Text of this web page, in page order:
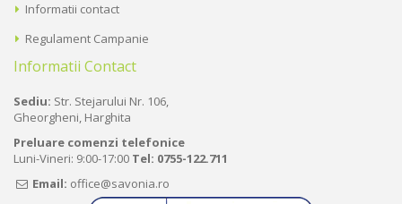
Informatii contact
Regulament Campanie
Informatii Contact
Sediu: Str. Stejarului Nr. 106,
Gheorgheni, Harghita
Preluare comenzi telefonice
Luni-Vineri: 9:00-17:00 Tel: 0755-122.711
Email: office@savonia.ro